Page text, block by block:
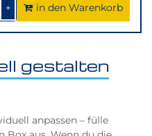
+1um
1
erhöhen
in den Warenkorb
gestalten
anpassen – fülle